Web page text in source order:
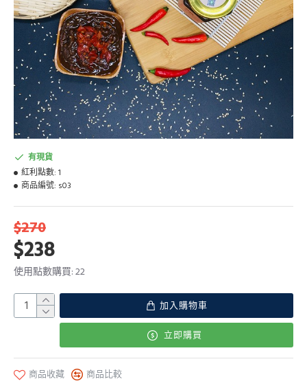
$238
$270
使用點數購買: 22
有現貨
紅利點數: 1
商品編號: s03
加入購物車
立即購買
商品收藏 商品比較